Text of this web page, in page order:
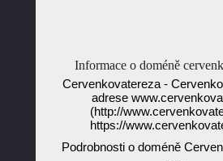
Informace o doméně
Cervenkovatereza -
adrese
(http://
https://
Podrobnosti o doméně